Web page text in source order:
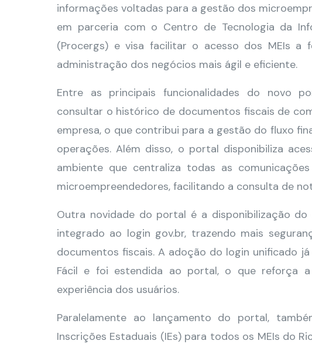
informações voltadas para a gestão dos
em parceria com o Centro de Tecnologia da
(Procergs) e visa facilitar o acesso dos MEIs a
administração dos negócios mais ágil e eficiente.
Entre as principais funcionalidades do novo
consultar o histórico de documentos fiscais de
empresa, o que contribui para a gestão do fluxo
operações. Além disso, o portal disponibiliza
ambiente que centraliza todas as
microempreendedores, facilitando a consulta de
Outra novidade do portal é a disponibilização do
integrado ao login gov.br, trazendo mais
documentos fiscais. A adoção do login unificado
Fácil e foi estendida ao portal, o que reforça
experiência dos usuários.
Paralelamente ao lançamento do portal,
Inscrições Estaduais (IEs) para todos os MEIs do